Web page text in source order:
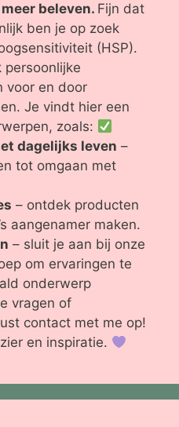
beleven. Fijn dat
ben je op zoek
(HSP).
persoonlijke
voor en door
Je vindt hier een
zoals:
dagelijks leven –
tot omgaan met
– ontdek producten
aangenamer maken.
– sluit je aan bij onze
om ervaringen te
onderwerp
vragen of
contact met me op!
en inspiratie.